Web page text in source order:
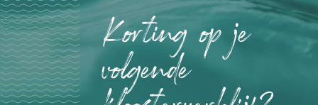
Korting op je
volgende